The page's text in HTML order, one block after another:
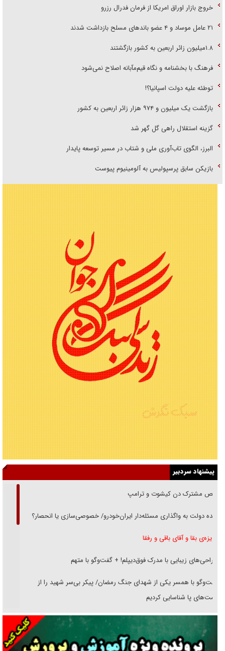
خروج بازار اوراق امریکا از فرمان فدرال رزرو
۲۱ عامل موساد و ۴ عضو باند‌های مسلح بازداشت شدند
۱.۸میلیون زائر اربعین به کشور بازگشتند
فرهنگ با بخشنامه و نگاه قیم‌مآبانه اصلاح نمی‌شود
توطئه علیه دولت اسپانیا؟!
بازگشت یک میلیون و ۹۷۴ هزار زائر اربعین به کشور
گزینه استقلال راهی گل گهر شد
البرز، الگوی تاب‌آوری ملی و شتاب در مسیر توسعه پایدار
بازیکن سابق پرسپولیس به آلومینیوم پیوست
پیشنهاد سردبیر
رقص مشترک دن کیشوت و ترامپ
دنده دولت به واگذاری مسئله‌دار ایران‌خودرو/ خصوصی‌سازی یا انحصار؟
غریزه‌ی بقا و آقای باقی و رفقا
جراحی‌های زیبایی با مدرک فوق‌دیپلم! + گفت‌وگو با متهم
گفت‌وگو با همسر یکی از شهدای جنگ رمضان/ پیکر بی‌سر شهید را از
انگشت‌های پا شناسایی کردیم
نسلی که آنلاین الگو می‌گیرد
گفت‌وگو با آیت‌الله جاودان/ جفای مخالفان مکانت معنوی رهبر شهید را